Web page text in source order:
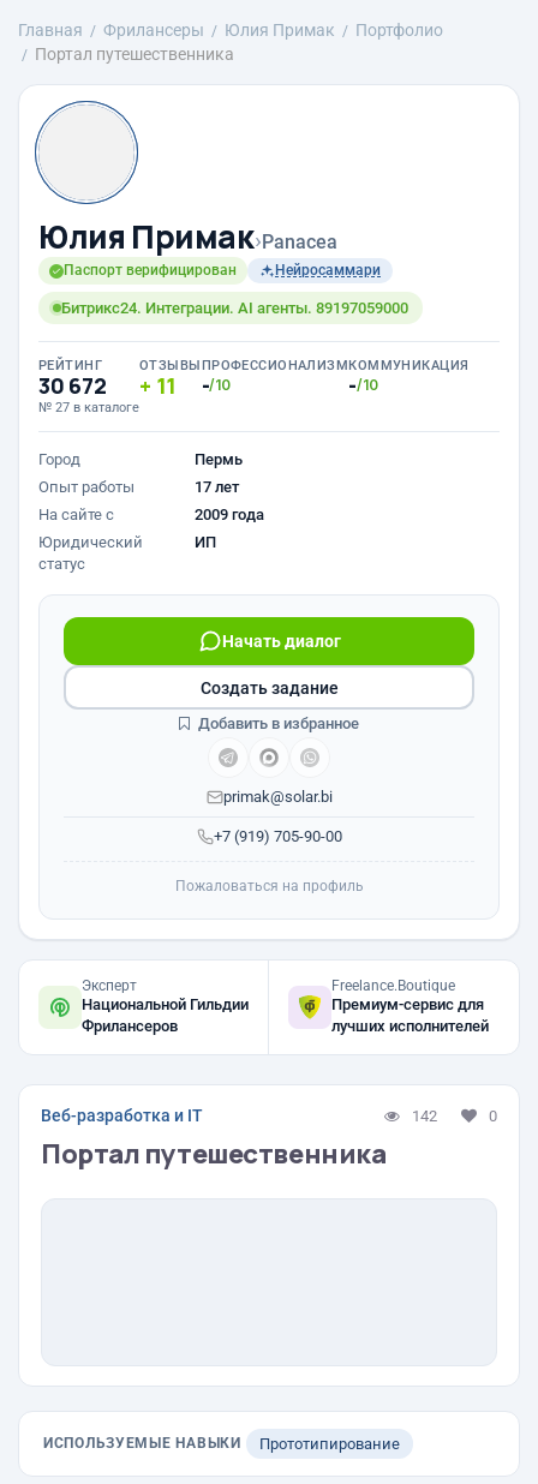
Главная Фрилансеры Юлия Примак
Портфолио
Портал путешественника
Юлия Примак›Panacea
Паспорт верифицирован Нейросаммари
Битрикс24. Интеграции. AI агенты. 89197059000
РЕЙТИНГ
30 672
№ 27 в каталоге
ОТЗЫВЫ
11
ПРОФЕССИОНАЛИЗМ
-/10
КОММУНИКАЦИЯ
-/10
Город
Пермь
Опыт работы
17 лет
На сайте с
2009 года
Юридический
статус
ИП
+7 (919) 705-90-00
Начать диалог
primak@solar.bi
Создать задание
Добавить в избранное
Пожаловаться на профиль
Эксперт
Национальной Гильдии
Фрилансеров
Freelance.Boutique
Премиум-сервис для
лучших исполнителей
Веб-разработка и IT 142 0
Портал путешественника
ИСПОЛЬЗУЕМЫЕ НАВЫКИ Прототипирование